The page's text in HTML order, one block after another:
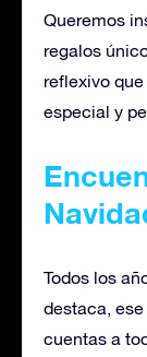
Queremos
regalos
reflexivo
especial y
Todos los
destaca,
cuentas a